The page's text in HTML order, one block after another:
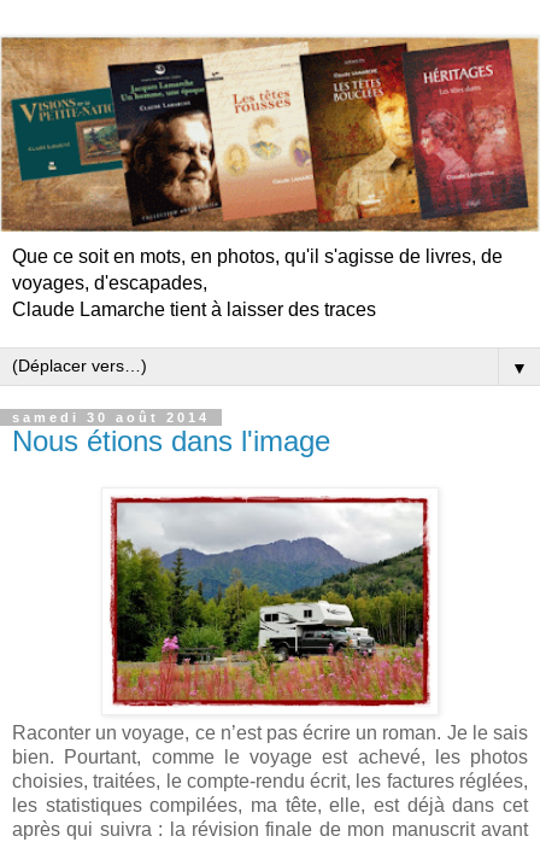
Que ce soit en mots, en photos, qu'il s'agisse de livres, de
voyages, d'escapades,
Claude Lamarche tient à laisser des traces
▼
samedi 30 août 2014
Nous étions dans l'image
Raconter un voyage, ce n’est pas écrire un roman. Je le sais
bien. Pourtant, comme le voyage est achevé, les photos
choisies, traitées, le compte-rendu écrit, les factures réglées,
les statistiques compilées, ma tête, elle, est déjà dans cet
après qui suivra : la révision finale de mon manuscrit avant